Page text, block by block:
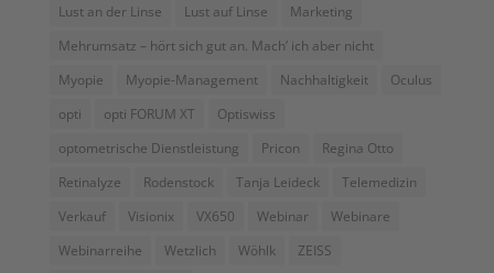
Lust an der Linse
Lust auf Linse
Marketing
Mehrumsatz – hört sich gut an. Mach’ ich aber nicht
Myopie
Myopie-Management Nachhaltigkeit
Oculus
opti
opti FORUM XT
Optiswiss
optometrische Dienstleistung
Pricon
Regina Otto
Retinalyze
Rodenstock Tanja Leideck
Telemedizin
Verkauf
Visionix VX650 Webinar
Webinare
Webinarreihe
Wetzlich Wöhlk
ZEISS